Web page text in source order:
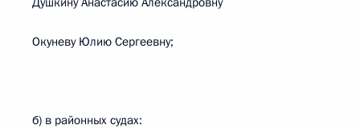
Окуневу Юлию Сергеевну;
б) в районных судах: